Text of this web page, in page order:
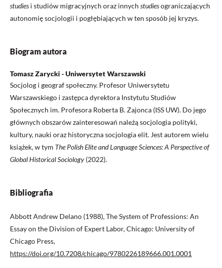
studies i studiów migracyjnych oraz innych studiesograniczających
autonomię socjologii i pogłębiających w ten sposób jej kryzys.
Biogram autora
Tomasz Zarycki - Uniwersytet Warszawski
Socjolog i geograf społeczny. Profesor Uniwersytetu
Warszawskiego i zastępca dyrektora Instytutu Studiów
Społecznych im. Profesora Roberta B. Zajonca (ISS UW). Do jego
głównych obszarów zainteresowań należą socjologia polityki,
kultury, nauki oraz historyczna socjologia elit. Jest autorem wielu
książek, w tym The Polish Elite and Language Sciences: A Perspective of
Global Historical Sociology (2022).
Bibliografia
Abbott Andrew Delano (1988), The System of Professions: An
Essay on the Division of Expert Labor, Chicago: University of
Chicago Press,
https://doi.org/10.7208/chicago/9780226189666.001.0001